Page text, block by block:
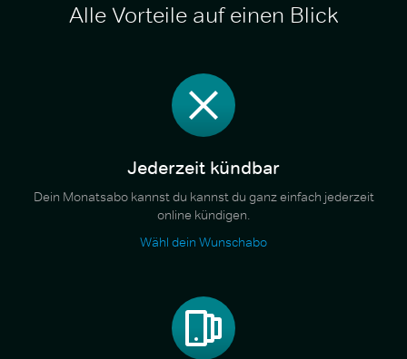
Alle Vorteile auf einen Blick
Jederzeit kündbar
Dein Monatsabo kannst du kannst du ganz einfach jederzeit
online kündigen.
Wähl dein Wunschabo